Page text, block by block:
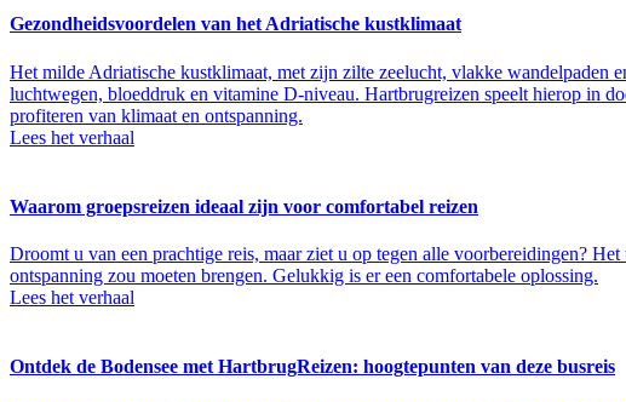
Gezondheidsvoordelen van het Adriatische kustklimaat
Het milde Adriatische kustklimaat, met zijn zilte zeelucht, vlakke wandelpaden
luchtwegen, bloeddruk en vitamine D-niveau. Hartbrugreizen speelt hierop in
profiteren van klimaat en ontspanning.
Lees het verhaal
Waarom groepsreizen ideaal zijn voor comfortabel reizen
Droomt u van een prachtige reis, maar ziet u op tegen alle voorbereidingen?
ontspanning zou moeten brengen. Gelukkig is er een comfortabele oplossing.
Lees het verhaal
Ontdek de Bodensee met HartbrugReizen: hoogtepunten van deze busreis